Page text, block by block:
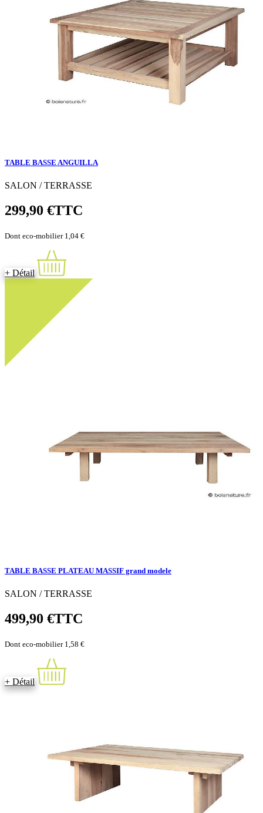
TABLE BASSE ANGUILLA
SALON / TERRASSE
299,90 €TTC
Dont eco-mobilier 1,04 €
+ Détail
TABLE BASSE PLATEAU MASSIF grand modele
SALON / TERRASSE
499,90 €TTC
Dont eco-mobilier 1,58 €
+ Détail